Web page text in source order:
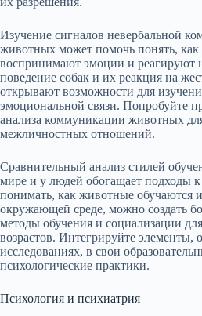
Изучение сигналов невербальной
животных может помочь понять,
воспринимают эмоции и реагируют
поведение собак и их реакция на
открывают возможности для
эмоциональной связи. Попробуйте
анализа коммуникации животных
межличностных отношений.
Сравнительный анализ стилей
мире и у людей обогащает подходы
понимать, как животные обучаются
окружающей среде, можно создать
методы обучения и социализации
возрастов. Интегрируйте элементы,
исследованиях, в свои
психологические практики.
Психология и психиатрия